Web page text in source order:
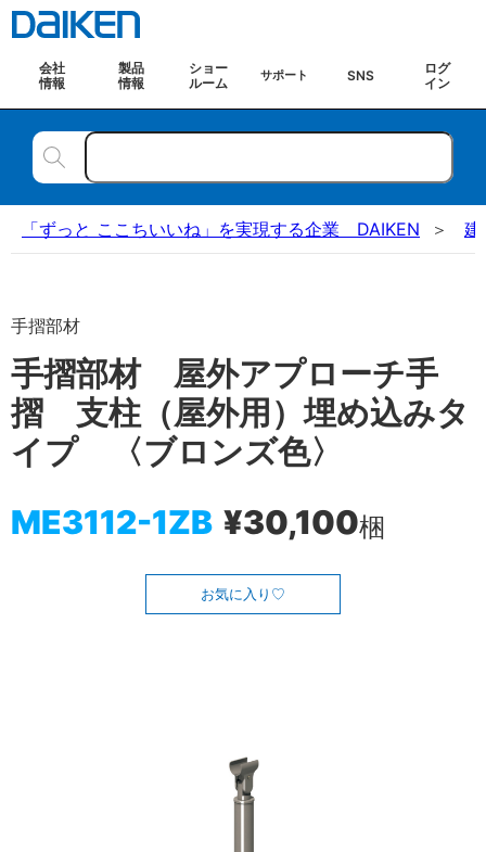
会社
情報
製品
情報
ショー
ルーム
サポート SNS
ログ
イン
「ずっと ここちいいね」を実現する企業 DAIKEN 建
手摺部材
手摺部材 屋外アプローチ手
摺 支柱（屋外用）埋め込みタ
イプ 〈ブロンズ色〉
ME3112-1ZB ¥30,100梱
お気に入り